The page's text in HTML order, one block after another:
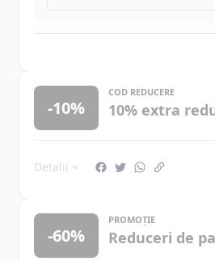
-10%
COD REDUCERE
10% extra
Detalii
-60%
PROMOȚIE
Reduceri de